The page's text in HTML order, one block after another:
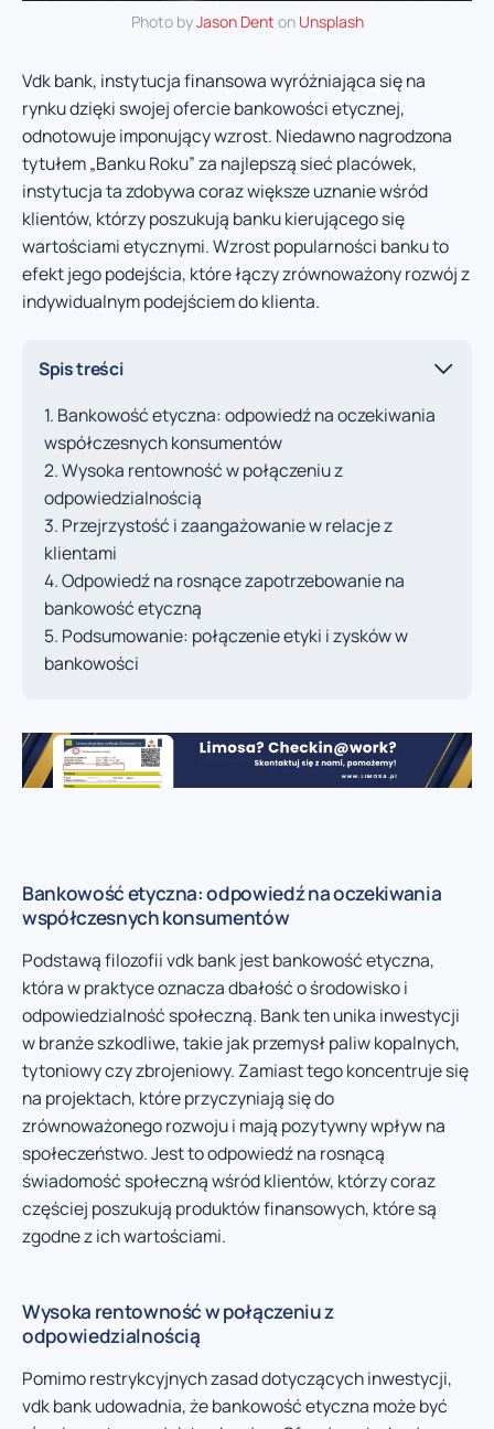
Photo byJason Dent on Unsplash
Vdk bank, instytucja finansowa wyróżniająca się na
rynku dzięki swojej ofercie bankowości etycznej,
odnotowuje imponujący wzrost. Niedawno nagrodzona
tytułem „Banku Roku” za najlepszą sieć placówek,
instytucja ta zdobywa coraz większe uznanie wśród
klientów, którzy poszukują banku kierującego się
wartościami etycznymi. Wzrost popularności banku to
efekt jego podejścia, które łączy zrównoważony rozwój z
indywidualnym podejściem do klienta.
Spis treści
Bankowość etyczna: odpowiedź na oczekiwania
współczesnych konsumentów
Wysoka rentowność w połączeniu z
odpowiedzialnością
Przejrzystość i zaangażowanie w relacje z
klientami
Odpowiedź na rosnące zapotrzebowanie na
bankowość etyczną
Podsumowanie: połączenie etyki i zysków w
bankowości
Bankowość etyczna: odpowiedź na oczekiwania
współczesnych konsumentów
Podstawą filozofii vdk bank jest bankowość etyczna,
która w praktyce oznacza dbałość o środowisko i
odpowiedzialność społeczną. Bank ten unika inwestycji
w branże szkodliwe, takie jak przemysł paliw kopalnych,
tytoniowy czy zbrojeniowy. Zamiast tego koncentruje się
na projektach, które przyczyniają się do
zrównoważonego rozwoju i mają pozytywny wpływ na
społeczeństwo. Jest to odpowiedź na rosnącą
świadomość społeczną wśród klientów, którzy coraz
częściej poszukują produktów finansowych, które są
zgodne z ich wartościami.
Wysoka rentowność w połączeniu z
odpowiedzialnością
Pomimo restrykcyjnych zasad dotyczących inwestycji,
vdk bank udowadnia, że bankowość etyczna może być